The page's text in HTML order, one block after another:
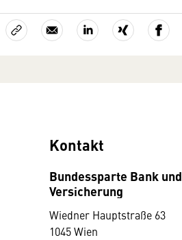
Kontakt
Bundessparte Bank und
Versicherung
Wiedner Hauptstraße 63
1045 Wien